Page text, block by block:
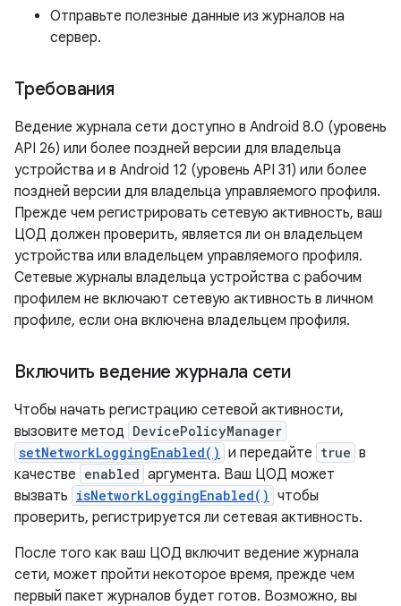
Отправьте полезные данные из журналов на
сервер.
Требования
Ведение журнала сети доступно в Android 8.0 (уровень
API 26) или более поздней версии для владельца
устройства и в Android 12 (уровень API 31) или более
поздней версии для владельца управляемого профиля.
Прежде чем регистрировать сетевую активность, ваш
ЦОД должен проверить, является ли он владельцем
устройства или владельцем управляемого профиля.
Сетевые журналы владельца устройства с рабочим
профилем не включают сетевую активность в личном
профиле, если она включена владельцем профиля.
Включить ведение журнала сети
Чтобы начать регистрацию сетевой активности,
вызовите метод DevicePolicyManager
setNetworkLoggingEnabled() и передайте true в
качестве enabled аргумента. Ваш ЦОД может
вызвать isNetworkLoggingEnabled() чтобы
проверить, регистрируется ли сетевая активность.
После того как ваш ЦОД включит ведение журнала
сети, может пройти некоторое время, прежде чем
первый пакет журналов будет готов. Возможно, вы